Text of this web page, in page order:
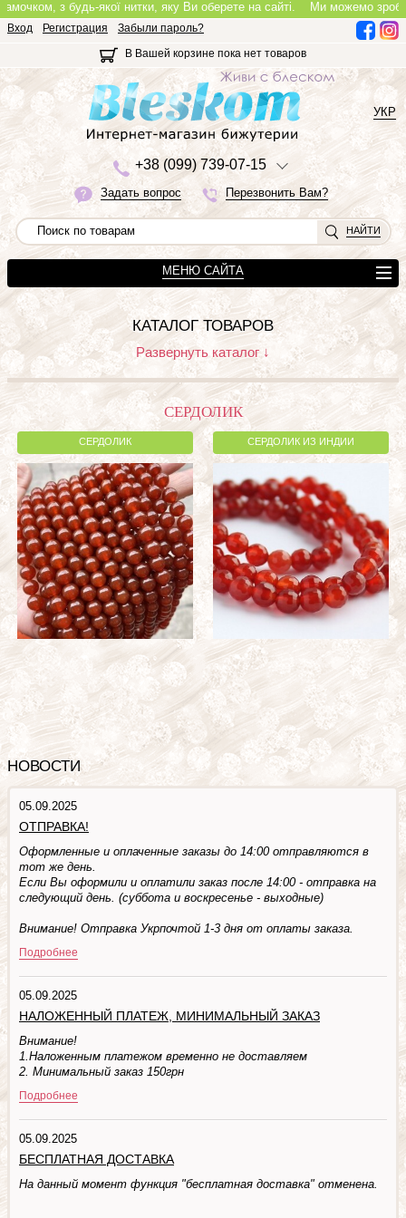
з будь-якої нитки, яку Ви оберете на сайті. Ми можемо
Вход Регистрация
Забыли пароль?
В Вашей корзине пока нет товаров
+38 (099) 739-07-15
Задать вопрос Перезвонить Вам?
УКР
НАЙТИ
МЕНЮ САЙТА
КАТАЛОГ ТОВАРОВ
Развернуть каталог ↓
СЕРДОЛИК
СЕРДОЛИК СЕРДОЛИК ИЗ ИНДИИ
НОВОСТИ
05.09.2025
ОТПРАВКА!
Оформленные и оплаченные заказы до 14:00 отправляются в
тот же день.
Если Вы оформили и оплатили заказ после 14:00 - отправка на
следующий день. (суббота и воскресенье - выходные)
Внимание! Отправка Укрпочтой 1-3 дня от оплаты заказа.
Подробнее
05.09.2025
НАЛОЖЕННЫЙ ПЛАТЕЖ, МИНИМАЛЬНЫЙ ЗАКАЗ
Внимание!
1.Наложенным платежом временно не доставляем
2. Минимальный заказ 150грн
Подробнее
05.09.2025
БЕСПЛАТНАЯ ДОСТАВКА
На данный момент функция "бесплатная доставка" отменена.